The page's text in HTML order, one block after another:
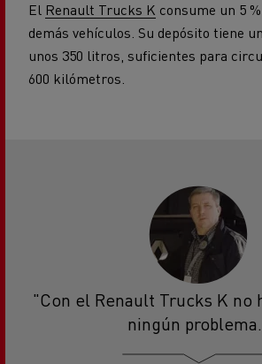
El Renault Trucks K consume un 5
demás vehículos. Su depósito tiene
unos 350 litros, suficientes para
600 kilómetros.
"Con el Renault Trucks K no
ningún